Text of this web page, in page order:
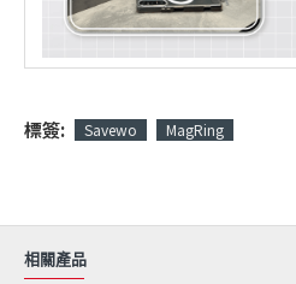
標簽: Savewo MagRing
相關產品